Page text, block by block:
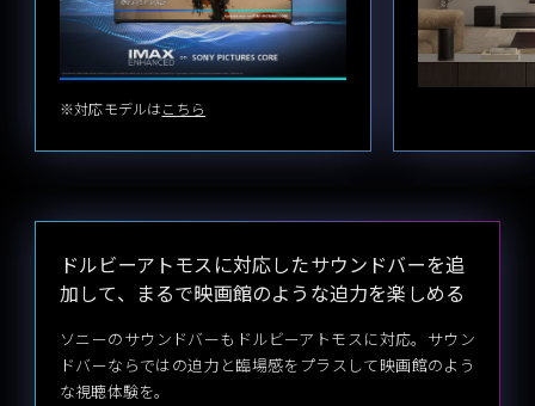
※対応モデルは こちら
ドルビーアトモスに対応したサウンドバーを追
加して、
まるで映画館のような迫力を楽しめる
ソニーのサウンドバーもドルビーアトモスに対応。 サウン
ドバーならではの迫力と臨場感をプラスして映画館のよう
な視聴体験を。